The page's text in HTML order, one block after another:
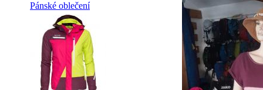
Pánské oblečení